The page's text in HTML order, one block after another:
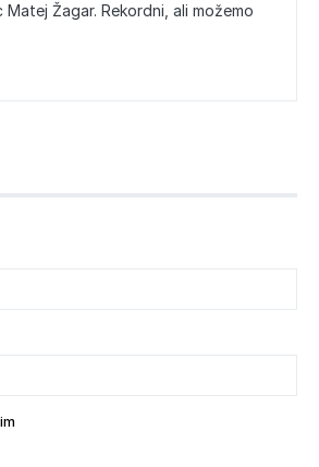
Matej Žagar. Rekordni, ali možemo